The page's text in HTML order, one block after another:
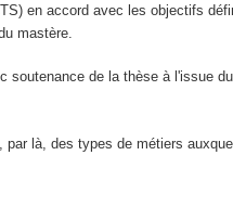
en accord avec les objectifs
mastère.
soutenance de la thèse à l'issue
là, des types de métiers